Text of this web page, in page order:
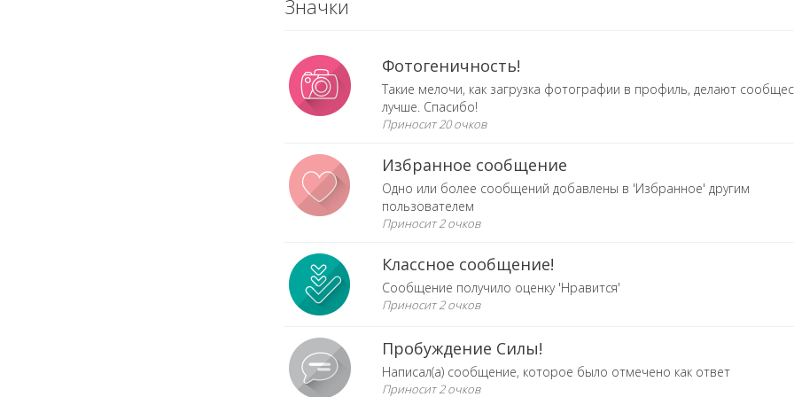
Значки
Фотогеничность!
Такие мелочи, как загрузка фотографии в профиль, делают
лучше. Спасибо!
Приносит 20 очков
Избранное сообщение
Одно или более сообщений добавлены в 'Избранное' другим
пользователем
Приносит 2 очков
Классное сообщение!
Сообщение получило оценку 'Нравится'
Приносит 2 очков
Пробуждение Силы!
Написал(а) сообщение, которое было отмечено как ответ
Приносит 2 очков